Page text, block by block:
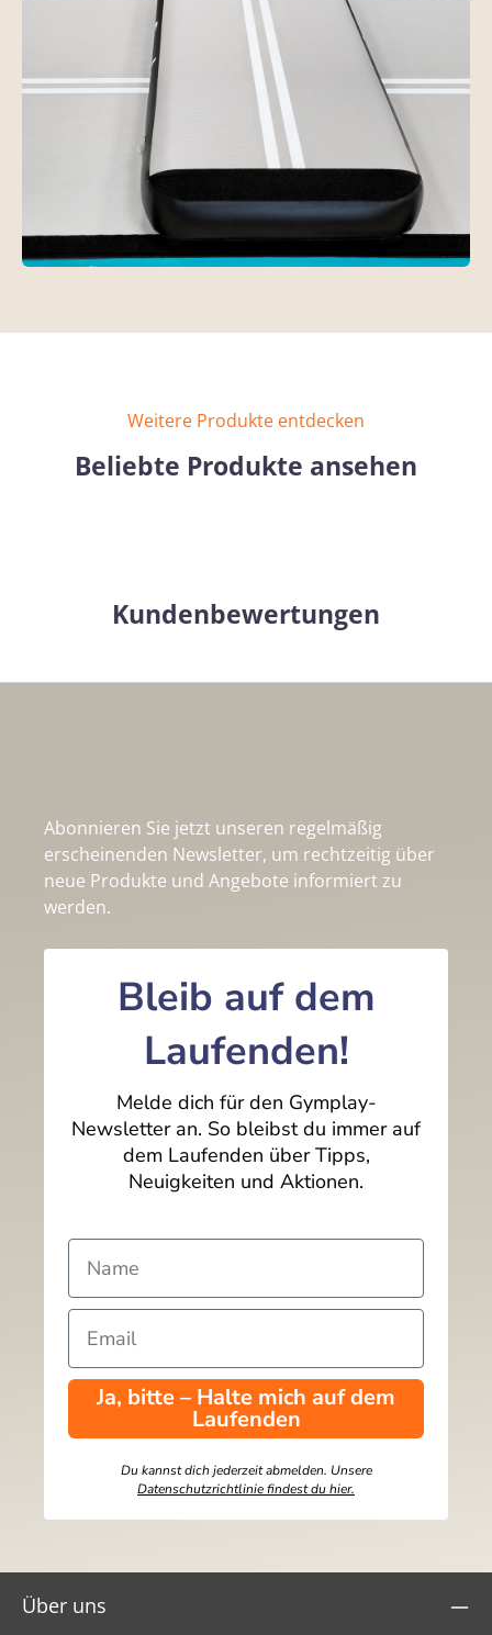
Weitere Produkte entdecken
Beliebte Produkte ansehen
Kundenbewertungen
Abonnieren Sie jetzt unseren regelmäßig
erscheinenden Newsletter, um rechtzeitig über
neue Produkte und Angebote informiert zu
werden.
Bleib auf dem
Laufenden!
Melde dich für den Gymplay-
Newsletter an. So bleibst du immer auf
dem Laufenden über Tipps,
Neuigkeiten und Aktionen.
Ja, bitte – Halte mich auf dem
Laufenden
Du kannst dich jederzeit abmelden. Unsere
Datenschutzrichtlinie findest du hier.
Über uns